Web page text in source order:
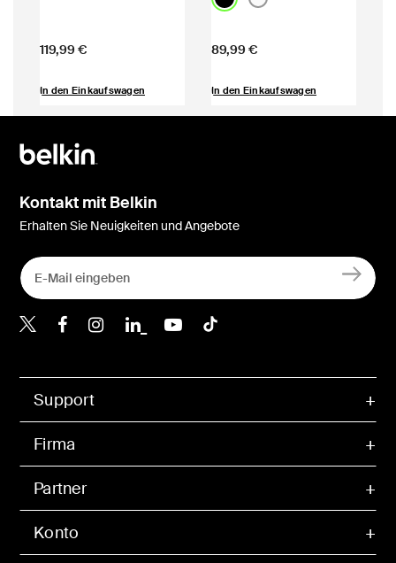
Price:
119,99 €
In den Einkaufswagen
Price:
89,99 €
In den Einkaufswagen
Konto
Support
Firma
Partner
Kontakt mit Belkin
Erhalten Sie Neuigkeiten und Angebote
Belkin Twitter
Belkin Facebook
Belkin Instagram
Belkin LinkedIn
Belkin Youtube
Belkin TikTok